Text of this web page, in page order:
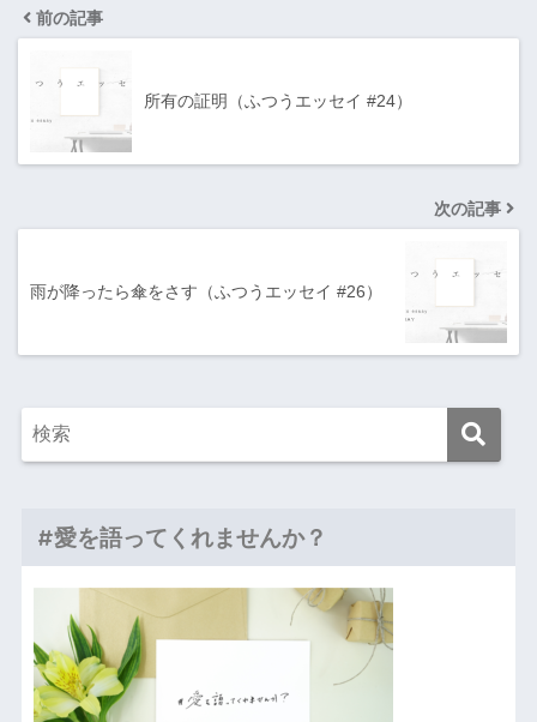
前の記事
所有の証明（ふつうエッセイ #24）
次の記事
雨が降ったら傘をさす（ふつうエッセイ #26）
#愛を語ってくれませんか？